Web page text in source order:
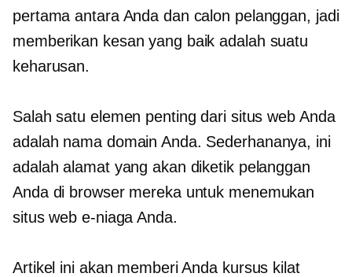
pertama antara Anda dan calon pelanggan, jadi
memberikan kesan yang baik adalah suatu
keharusan.
Salah satu elemen penting dari situs web Anda
adalah nama domain Anda. Sederhananya, ini
adalah alamat yang akan diketik pelanggan
Anda di browser mereka untuk menemukan
situs web e-niaga Anda.
Artikel ini akan memberi Anda kursus kilat